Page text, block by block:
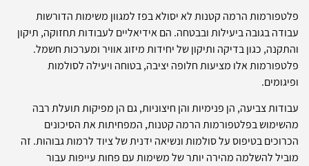
פלטפורמות הרמה קטנות לא יסולא בפז למגוון משימות הדורשות
עבודה בגובה ביעילות ובבטחה. הם אידיאליים לעבודות תחזוקה, תיקון
והתקנה, כגון בדיקה ותיקון של יחידות מיזוג אוויר ומערכות חשמל.
פלטפורמות אלו מציעות חלופה יציבה, בטוחה ויעילה לסולמות
ופיגומים.
עבודות צביעה, הן פנימיות והן חיצוניות, גם הן מפיקות תועלת רבה
מהשימוש בפלטפורמות הרמה קטנות, המפחיתות את הסיכונים
הכרוכים בטיפוס על סולמות ונשיאה ידנית של ציוד לרמות גבוהות. זה
מוביל להשלמה מהירה יותר של משימות עם פחות עייפות עבור